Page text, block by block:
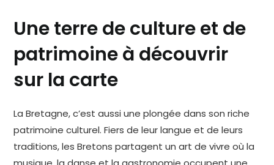
Une terre de culture et de
patrimoine à découvrir
sur la carte
La Bretagne, c’est aussi une plongée dans son riche
patrimoine culturel. Fiers de leur langue et de leurs
traditions, les Bretons partagent un art de vivre où la